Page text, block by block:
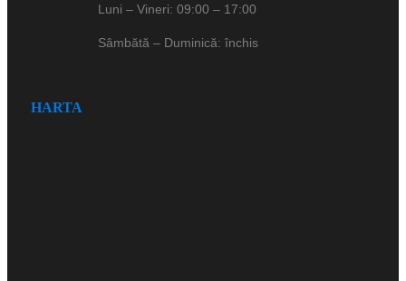
Luni – Vineri: 09:00 – 17:00
Sâmbătă – Duminică: închis
HARTA